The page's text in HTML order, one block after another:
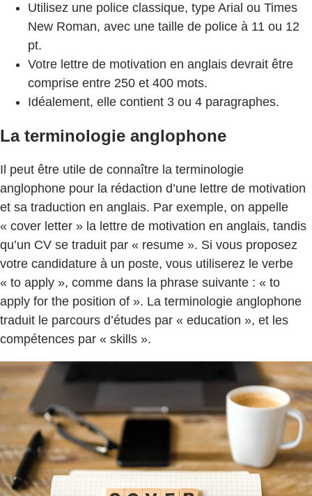
Utilisez une police classique, type Arial ou Times
New Roman, avec une taille de police à 11 ou 12
pt.
Votre lettre de motivation en anglais devrait être
comprise entre 250 et 400 mots.
Idéalement, elle contient 3 ou 4 paragraphes.
La terminologie anglophone
Il peut être utile de connaître la terminologie
anglophone pour la rédaction d’une lettre de motivation
et sa traduction en anglais. Par exemple, on appelle
« cover letter » la lettre de motivation en anglais, tandis
qu’un CV se traduit par « resume ». Si vous proposez
votre candidature à un poste, vous utiliserez le verbe
« to apply », comme dans la phrase suivante : « to
apply for the position of ». La terminologie anglophone
traduit le parcours d’études par « education », et les
compétences par « skills ».